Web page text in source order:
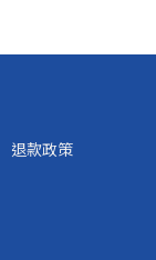
退款政策